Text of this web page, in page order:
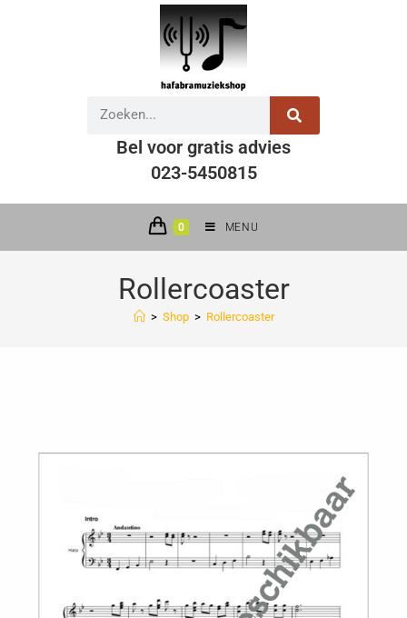
Bel voor gratis advies
023-5450815
0 MENU
Rollercoaster
> Shop > Rollercoaster